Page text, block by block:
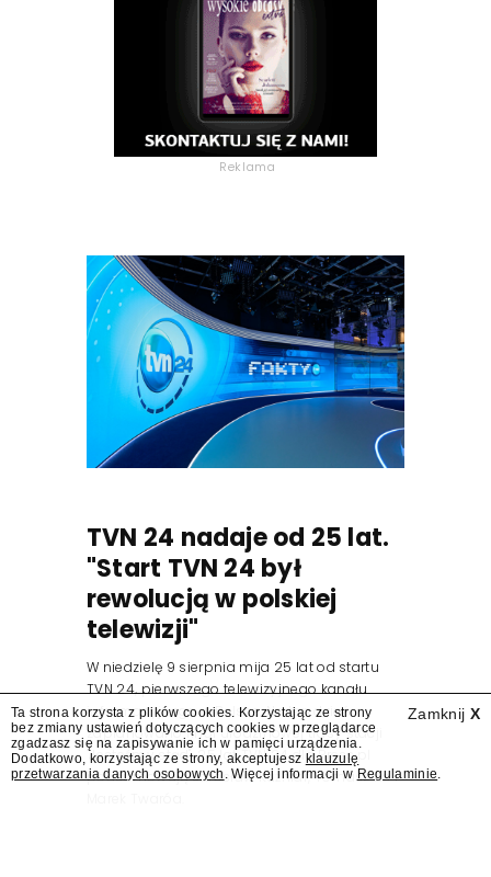
Reklama
TVN 24 nadaje od 25 lat.
"Start TVN 24 był
rewolucją w polskiej
telewizji"
W niedzielę 9 sierpnia mija 25 lat od startu
TVN 24, pierwszego telewizyjnego kanału
informacyjnego w Polsce. Na ten dzień
zaplanowano finał urodzinowej trasy stacji
"Jesteśmy stąd". 25 lat TVN 24 dla Press.pl
podsumowują Jarosław Kuźniar, Tomasz Lis i
Zamknij X
Ta strona korzysta z plików cookies. Korzystając ze strony
bez zmiany ustawień dotyczących cookies w przeglądarce
zgadzasz się na zapisywanie ich w pamięci urządzenia.
Dodatkowo, korzystając ze strony, akceptujesz klauzulę
przetwarzania danych osobowych . Więcej informacji w Regulaminie.